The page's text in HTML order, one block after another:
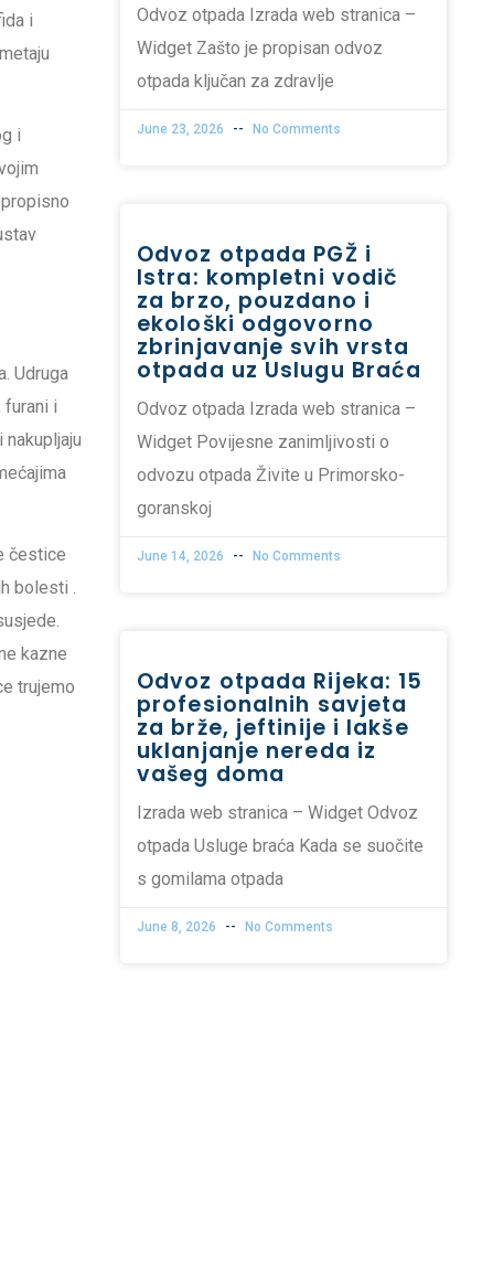
i
i
Udruga
i
čestice
bolesti .
kazne
trujemo
Odvoz otpada Izrada web stranica –
Widget Zašto je propisan odvoz
otpada ključan za zdravlje
June 23, 2026 No Comments
Odvoz otpada PGŽ i
Istra: kompletni vodič
za brzo, pouzdano i
ekološki odgovorno
zbrinjavanje svih vrsta
otpada uz Uslugu Braća
Odvoz otpada Izrada web stranica –
Widget Povijesne zanimljivosti o
odvozu otpada Živite u Primorsko-
goranskoj
June 14, 2026 No Comments
Odvoz otpada Rijeka: 15
profesionalnih savjeta
za brže, jeftinije i lakše
uklanjanje nereda iz
vašeg doma
Izrada web stranica – Widget Odvoz
otpada Usluge braća Kada se suočite
s gomilama otpada
June 8, 2026 No Comments